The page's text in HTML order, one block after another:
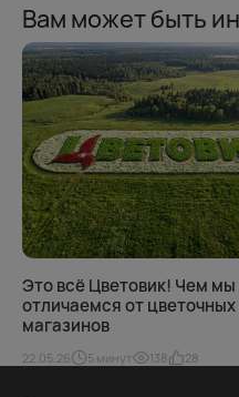
Вам может быть
Это всё Цветовик! Чем мы
отличаемся от цветочных
магазинов
22.05.26 5 минут 138 28